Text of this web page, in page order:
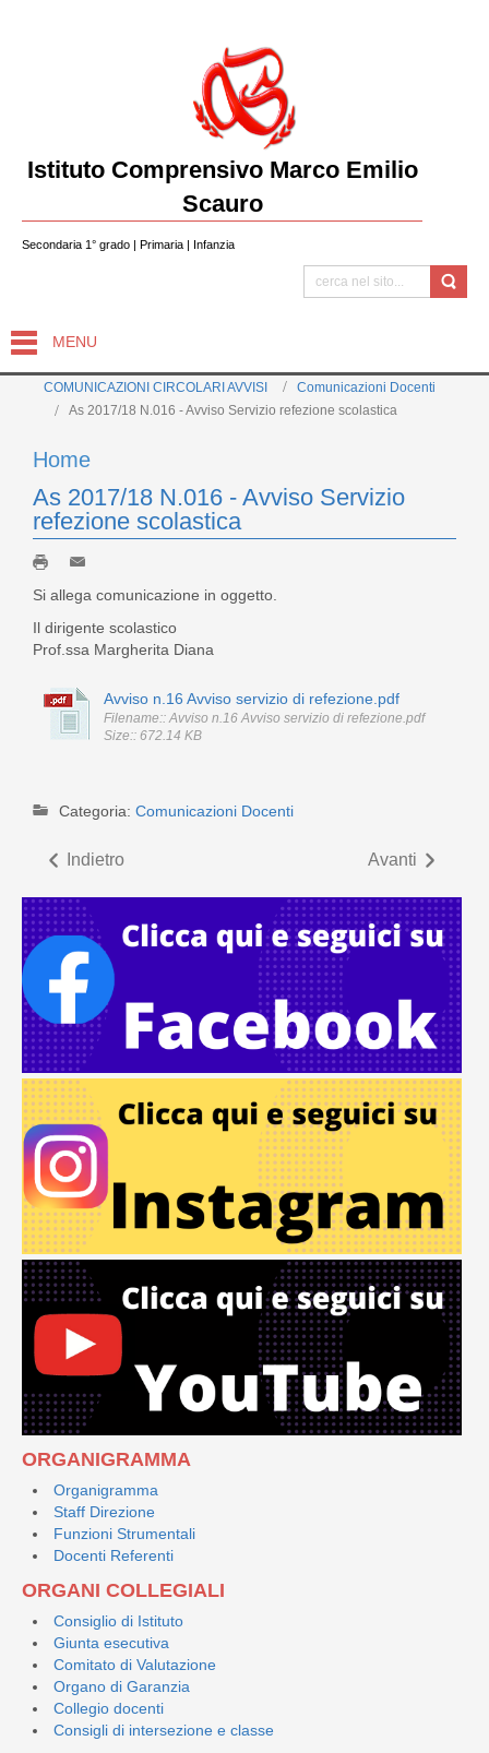
Istituto Comprensivo Marco Emilio
Scauro
Secondaria 1° grado | Primaria | Infanzia
MENU
COMUNICAZIONI CIRCOLARI AVVISI
Comunicazioni Docenti
As 2017/18 N.016 - Avviso Servizio refezione scolastica
ORGANIGRAMMA
Organigramma
Staff Direzione
Funzioni Strumentali
Docenti Referenti
ORGANI COLLEGIALI
Consiglio di Istituto
Giunta esecutiva
Comitato di Valutazione
Organo di Garanzia
Collegio docenti
Consigli di intersezione e classe
Home
As 2017/18 N.016 - Avviso Servizio
refezione scolastica
Si allega comunicazione in oggetto.
Il dirigente scolastico
Prof.ssa Margherita Diana
Avviso n.16 Avviso servizio di refezione.pdf
Filename:: Avviso n.16 Avviso servizio di refezione.pdf
Size:: 672.14 KB
Categoria: Comunicazioni Docenti
Indietro Avanti